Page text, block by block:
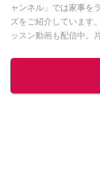
ャンネル」では家事を
ズをご紹介しています
ッスン動画も配信中。